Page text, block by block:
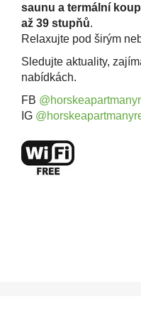
saunu a termální
až 39 stupňů.
Relaxujte pod širým
Sledujte aktuality,
nabídkách.
FB
IG